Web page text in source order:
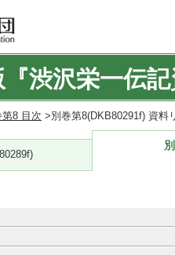
渋沢栄一伝記
第8 目次 >別巻第8(DKB80291f) 資料